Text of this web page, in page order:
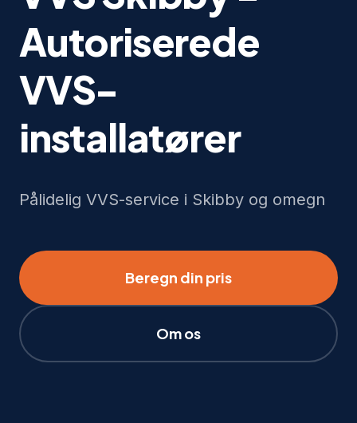
Autoriserede
VVS-
installatører
Pålidelig VVS-service i Skibby og omegn
Beregn din pris
Om os